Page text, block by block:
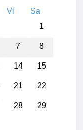
Vi
Sa
1
7 8
14 15
21 22
28 29